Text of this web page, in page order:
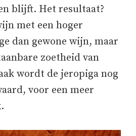
blijft. Het resultaat?
met een hoger
dan gewone wijn, maar
zoetheid van
wordt de jeropiga nog
voor een meer